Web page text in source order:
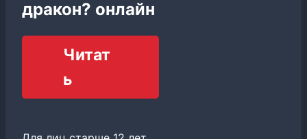
дракон? онлайн
Читат
ь